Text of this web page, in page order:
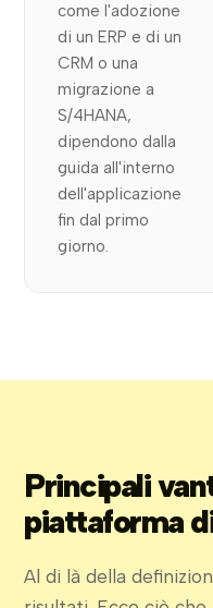
come l'adozione
di un ERP e di un
CRM o una
migrazione a
S/4HANA,
dipendono dalla
guida all'interno
dell'applicazione
fin dal primo
giorno.
Principali
piattaforma
Al di là della